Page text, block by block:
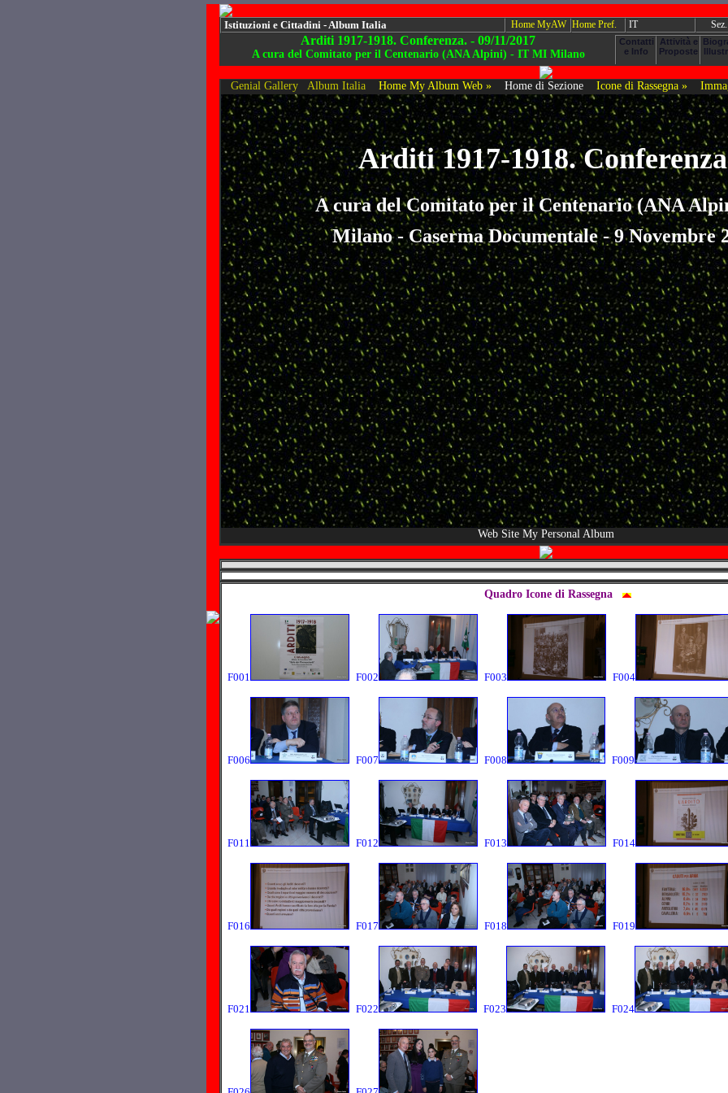
Istituzioni e Cittadini - Album Italia Home MyAW Home Pref. IT
Arditi 1917-1918. Conferenza. - 09/11/2017
A cura del Comitato per il Centenario (ANA Alpini) - IT MI Milano
Genial Gallery Album Italia Home My Album Web » Home di Sezione Icone di Rassegna »
Arditi 1917-1918.
A cura del Comitato per il Centenario (ANA
Milano - Caserma Documentale - 9 Novembre
Web Site My Personal Album
Quadro Icone di Rassegna
F001 F002 F003 F004
F006 F007 F008 F009
F011 F012 F013 F014
F016 F017 F018 F019
F021 F022 F023 F024